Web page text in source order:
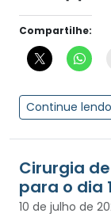
Compartilhe:
Continue lendo
Cirurgia
para o dia
10 de julho de